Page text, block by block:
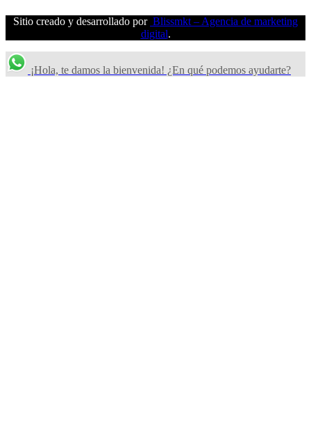
Sitio creado y desarrollado por Blissmkt – Agencia de marketing
digital.
¡Hola, te damos la bienvenida! ¿En qué podemos ayudarte?